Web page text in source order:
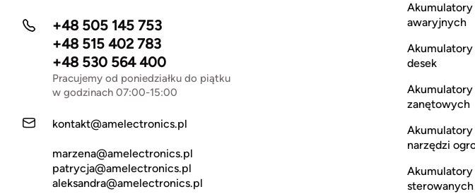
+48 505 145 753
+48 515 402 783
+48 530 564 400
Pracujemy od poniedziałku do piątku
w godzinach 07:00-15:00
kontakt@amelectronics.pl
marzena@amelectronics.pl
patrycja@amelectronics.pl
aleksandra@amelectronics.pl
Akumulatory
awaryjnych
Akumulatory
desek
Akumulatory
zanętowych
Akumulatory
narzędzi